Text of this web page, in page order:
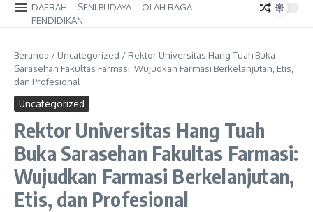
DAERAH
SENI BUDAYA
OLAH RAGA
PENDIDIKAN
Beranda / Uncategorized / Rektor Universitas Hang Tuah Buka
Sarasehan Fakultas Farmasi: Wujudkan Farmasi Berkelanjutan, Etis,
dan Profesional
Uncategorized
Rektor Universitas Hang Tuah
Buka Sarasehan Fakultas Farmasi:
Wujudkan Farmasi Berkelanjutan,
Etis, dan Profesional